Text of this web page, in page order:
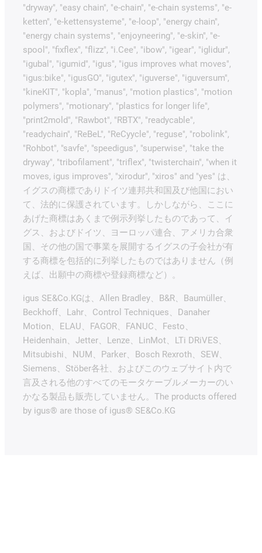
"dryway", "easy chain", "e-chain", "e-chain systems", "e-
ketten", "e-kettensysteme", "e-loop", "energy chain",
"energy chain systems", "enjoyneering", "e-skin", "e-
spool", "fixflex", "flizz", "i.Cee", "ibow", "igear", "iglidur",
"igubal", "igumid", "igus", "igus improves what moves",
"igus:bike", "igusGO", "igutex", "iguverse", "iguversum",
"kineKIT", "kopla", "manus", "motion plastics", "motion
polymers", "motionary", "plastics for longer life",
"print2mold", "Rawbot", "RBTX", "readycable",
"readychain", "ReBeL", "ReCyycle", "reguse", "robolink",
"Rohbot", "savfe", "speedigus", "superwise", "take the
dryway", "tribofilament", "triflex", "twisterchain", "when it
moves, igus improves", "xirodur", "xiros" and "yes" は、
イグスの商標でありドイツ連邦共和国及び他国におい
て、法的に保護されています。しかしながら、ここに
あげた商標はあくまで例示列挙したものであって、イ
グス、およびドイツ、ヨーロッパ連合、アメリカ合衆
国、その他の国で事業を展開するイグスの子会社が有
する商標を包括的に列挙したものではありません（例
えば、出願中の商標や登録商標など）。
igus SE&Co.KGは、Allen Bradley、B&R、Baumüller、
Beckhoff、Lahr、Control Techniques、Danaher
Motion、ELAU、FAGOR、FANUC、Festo、
Heidenhain、Jetter、Lenze、LinMot、LTi DRiVES、
Mitsubishi、NUM、Parker、Bosch Rexroth、SEW、
Siemens、Stöber各社、およびこのウェブサイト内で
言及される他のすべてのモータケーブルメーカーのい
かなる製品も販売していません。The products offered
by igus® are those of igus® SE&Co.KG